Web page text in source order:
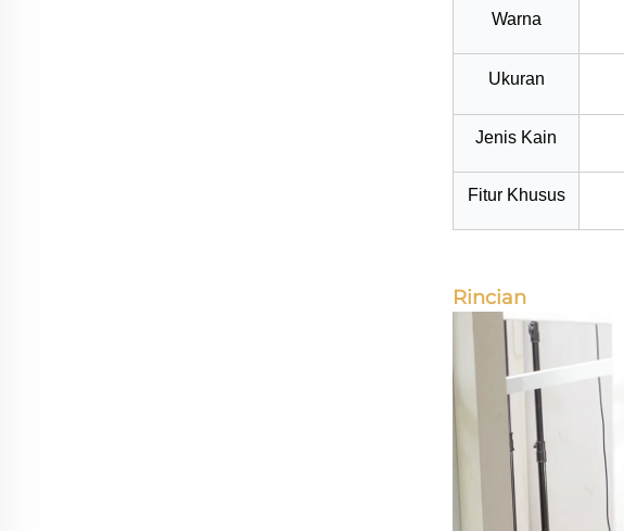
Warna
Ukuran
Jenis Kain
Fitur Khusus
Rincian